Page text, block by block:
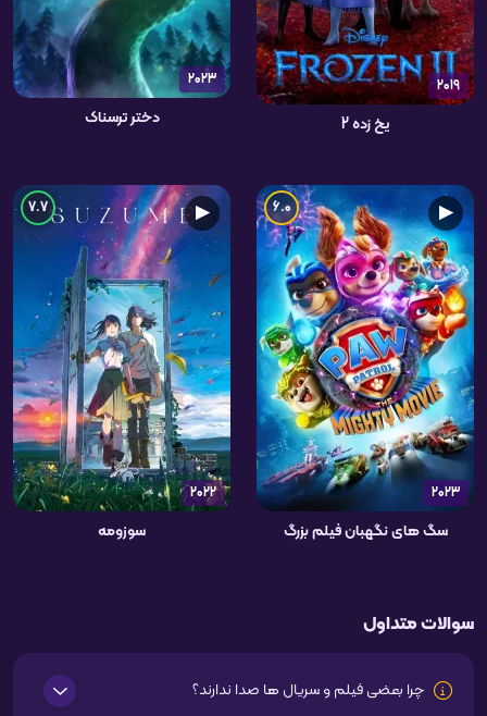
2019
یخ زده 2
2023
دختر ترسناک
2023
▶
6.0
سگ های نگهبان فیلم بزرگ
2022
▶
7.7
سوزومه
سوالات متداول
چرا بعضی فیلم و سریال ها صدا ندارند؟